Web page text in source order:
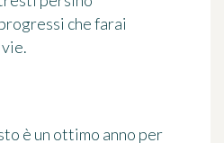
che farai
è un ottimo anno per